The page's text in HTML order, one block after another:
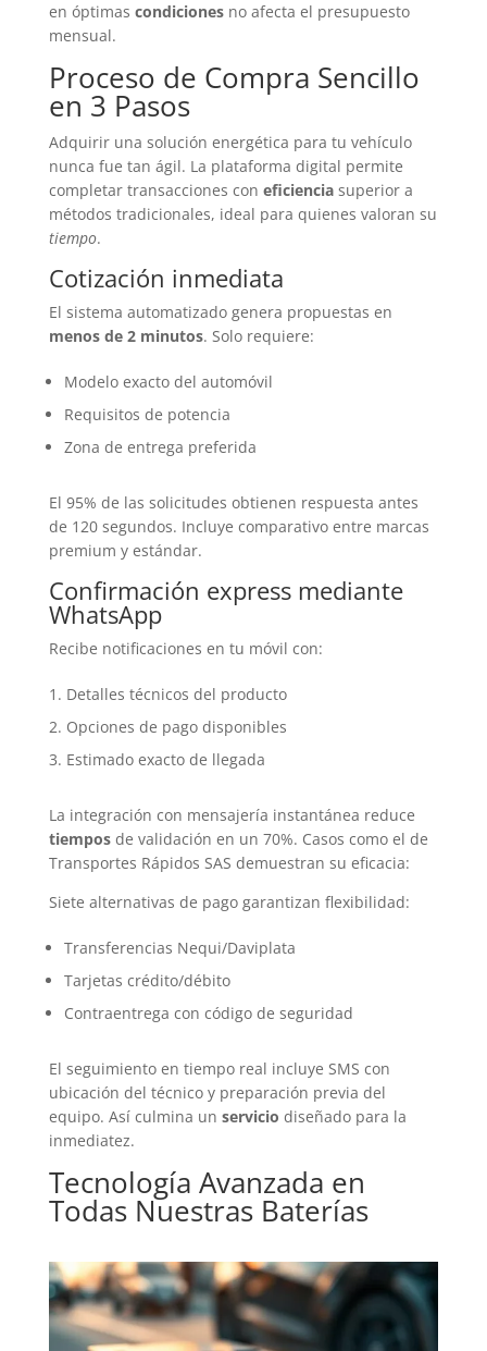
en óptimas condicionesno afecta el presupuesto
mensual.
Proceso de Compra Sencillo
en 3 Pasos
Adquirir una solución energética para tu vehículo
nunca fue tan ágil. La plataforma digital permite
completar transacciones con eficienciasuperior a
métodos tradicionales, ideal para quienes valoran su
tiempo.
Cotización inmediata
El sistema automatizado genera propuestas en
menos de 2 minutos. Solo requiere:
Modelo exacto del automóvil
Requisitos de potencia
Zona de entrega preferida
El 95% de las solicitudes obtienen respuesta antes
de 120 segundos. Incluye comparativo entre marcas
premium y estándar.
Confirmación express mediante
WhatsApp
Recibe notificaciones en tu móvil con:
Detalles técnicos del producto
Opciones de pago disponibles
Estimado exacto de llegada
La integración con mensajería instantánea reduce
tiemposde validación en un 70%. Casos como el de
Transportes Rápidos SAS demuestran su eficacia:
Siete alternativas de pago garantizan flexibilidad:
Transferencias Nequi/Daviplata
Tarjetas crédito/débito
Contraentrega con código de seguridad
El seguimiento en tiempo real incluye SMS con
ubicación del técnico y preparación previa del
equipo. Así culmina un servicio diseñado para la
inmediatez.
Tecnología Avanzada en
Todas Nuestras Baterías